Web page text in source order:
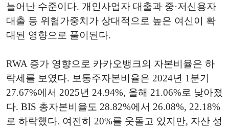
늘어난 수준이다. 개인사업자 대출과 중·저신용자
대출 등 위험가중치가 상대적으로 높은 여신이 확
대된 영향으로 풀이된다.
RWA 증가 영향으로 카카오뱅크의 자본비율은 하
락세를 보였다. 보통주자본비율은 2024년 1분기
27.67%에서 2025년 24.94%, 올해 21.06%로 낮아졌
다. BIS 총자본비율도 28.82%에서 26.08%, 22.18%
로 하락했다. 여전히 20%를 웃돌고 있지만, 자산 성